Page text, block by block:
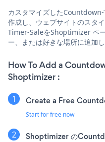
カスタマイズした
作成し、ウェブサイトのスタ
Timer-SaleをShoptimizer ペ
ー、または好きな場所に追加し
How To Add a
Shoptimizer :
Create a Free
Start for free now
Shoptimizer の